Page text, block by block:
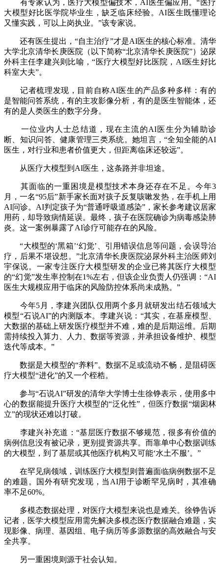
有专家认为，医疗大模型偏技术，AI医生偏应用。“医疗
大模型好比医学院毕业生，缺乏临床经验。AI医生既懂理论
又懂实践，可以上岗执业。”该专家说。
还有医生提出，“自主治疗”才是AI医生的核心标准。清华
大学北京清华长庚医院（以下简称“北京清华长庚医院”）泌尿
外科主任李建兴则比喻，“医疗大模型好比医院，AI医生好比
科室大夫”。
记者梳理发现，目前自称AI医生的产品多种多样：有的
是智能问答系统，有的主攻影像分析，有的是医生智能体，还
有的是人类医生的数字分身。
一位业内人士总结道，现在主流的AI医生分为辅助诊
断、知识问答、健康管理三类系统。她坦言，“全知全能的AI
医生，对行业和患者价值更大，但距离临床还较远”。
从医疗大模型到AI医生，这条路并非坦途。
其面临的一重困境是模型技术本身还存在不足。今年3
月，一名“95后”新手家长面对孩子反复咳嗽发热，在手机上用
AI问诊。AI判定孩子为“普通呼吸道感染”，家长参考建议居家
用药，却导致病情延误。最终，孩子在医院确诊为病毒感染肺
炎。这一案例暴露了AI诊疗可能存在的风险。
“大模型的‘黑箱’‘幻觉’、引用错误信息等问题，会误导治
疗，后果不堪设想。”北京清华长庚医院泌尿外科主治医师刘
宇保说。一家专注医疗大模型研发的企业已将其医疗大模型
的“幻觉”发生率控制在1%左右，但该企业负责人仍强调：“AI
医生大规模应用于临床的风险防控体系尚未成熟。”
今年5月，李建兴团队仅用两个多月就研发出结石领域大
模型“石说AI”的内测版本。李建兴说：“其实，在基座模型、
大数据的基础上研发医疗模型并不难，难的是后期运维。后期
需持续投入算力、人力、数据等资源，并承担设备维护、模型
迭代等成本。”
数据是大模型的“养料”。数据不足或流动不畅，是阻碍医
疗大模型“进化”的又一个桎梏。
参与“石说AI”研发的清华大学博士生徐铮表示，使用多中
心的数据能提升医疗大模型的“泛化性”，但医疗数据“烟囱林
立”的现状还难以打破。
李建兴补充道：“基层医疗数据不够规范，很多有价值的
病例信息没有被记录，更别提资源共享。而靠单中心数据训练
的大模型，到了基层或其他医疗机构又可能‘水土不服’。”
在罕见病领域，训练医疗大模型则普遍面临病例数据不足
的难题。国外有研究发现，当AI用于诊断罕见病时，其准确
率不足60%。
多模态数据处理，对医疗大模型来说也是难关。徐铮告诉
记者，医学大模型应用需先解决多模态医疗数据融合难题，实
现影像、病理、基因组、电子病历等多源数据的高效融合与安
全共享。
另一重困境则源于社会认知。